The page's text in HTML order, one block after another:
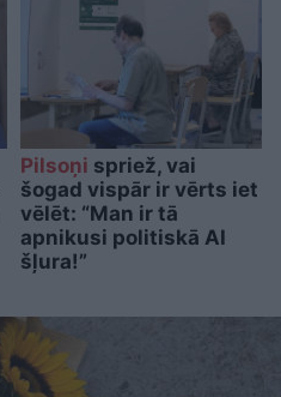
Pilsoņi spriež, vai
šogad vispār ir vērts iet
vēlēt: “Man ir tā
apnikusi politiskā AI
šļura!”